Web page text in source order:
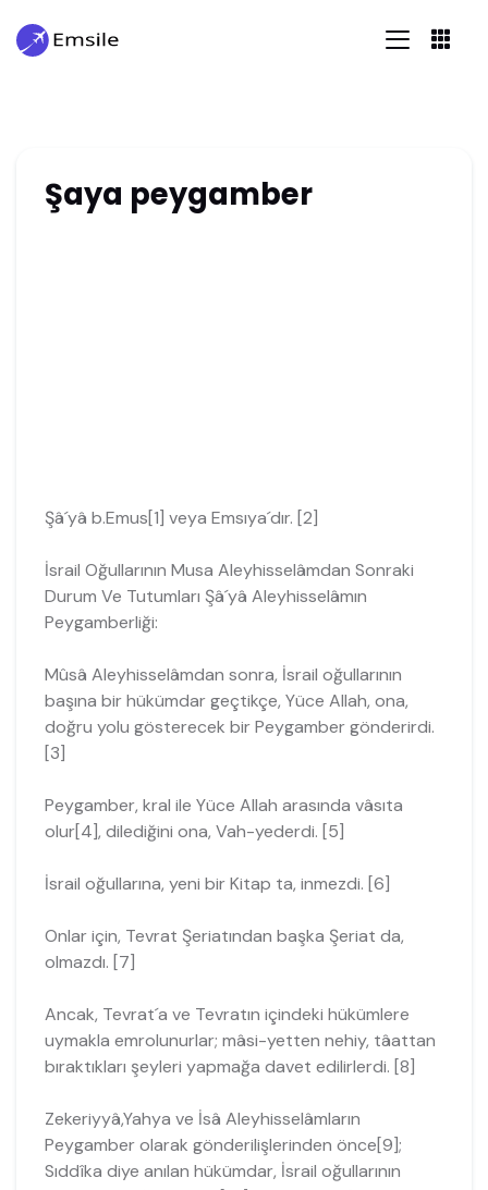
Şaya peygamber
Şâ´yâ b.Emus[1] veya Emsıya´dır. [2]
İsrail Oğullarının Musa Aleyhisselâmdan Sonraki
Durum Ve Tutumları Şâ´yâ Aleyhisselâmın
Peygamberliği:
Mûsâ Aleyhisselâmdan sonra, İsrail oğullarının
başına bir hükümdar geçtikçe, Yüce Allah, ona,
doğru yolu gösterecek bir Peygamber gönderirdi.
[3]
Peygamber, kral ile Yüce Allah arasında vâsıta
olur[4], dilediğini ona, Vah-yederdi. [5]
İsrail oğullarına, yeni bir Kitap ta, inmezdi. [6]
Onlar için, Tevrat Şeriatından başka Şeriat da,
olmazdı. [7]
Ancak, Tevrat´a ve Tevratın içindeki hükümlere
uymakla emrolunurlar; mâsi-yetten nehiy, tâattan
bıraktıkları şeyleri yapmağa davet edilirlerdi. [8]
Zekeriyyâ,Yahya ve İsâ Aleyhisselâmların
Peygamber olarak gönderilişlerin­den önce[9];
Sıddîka diye anılan hükümdar, İsrail oğullarının